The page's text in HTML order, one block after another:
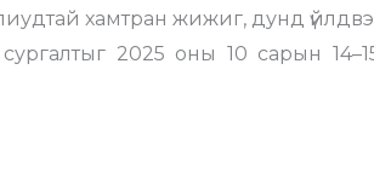
хамтран жижиг, дунд
сургалтыг 2025 оны 10 сарын